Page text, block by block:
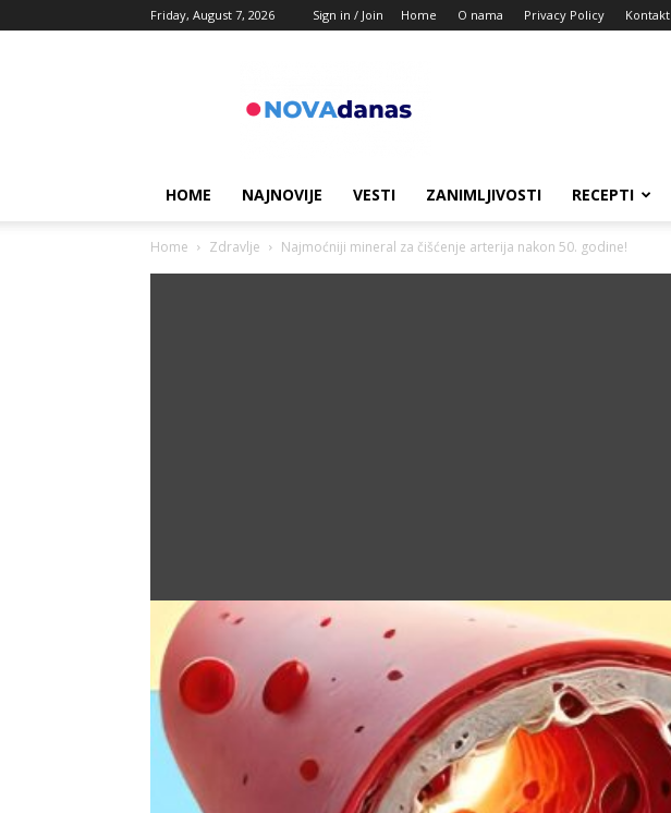
Friday, August 7, 2026 Sign in / Join Home O nama Privacy Policy Kontakt
HOME NAJNOVIJE VESTI ZANIMLJIVOSTI RECEPTI
Home Zdravlje Najmoćniji mineral za čišćenje arterija nakon 50. godine!